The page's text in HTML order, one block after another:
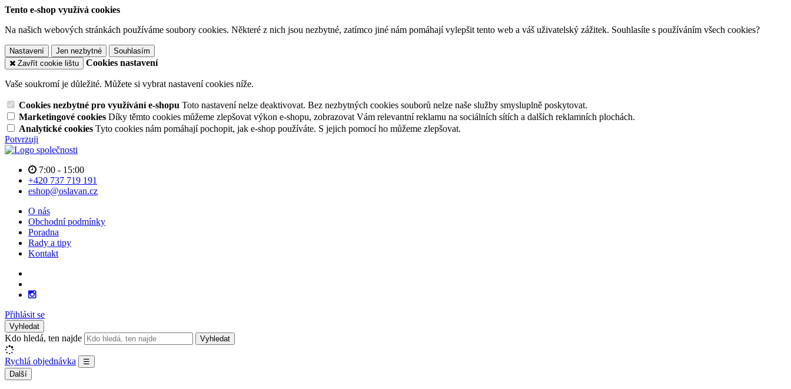
Tento e-shop využívá cookies
Na našich webových stránkách používáme soubory cookies. Některé z nich jsou nezbytné, zatímco jiné nám pomáhají vylepšit tento web a váš uživatelský zážitek. Souhlasíte s používáním všech cookies?
Nastavení Jen nezbytné
Souhlasím
Zavřít cookie lištu
Cookies nastavení
Vaše soukromí je důležité. Můžete si vybrat nastavení cookies níže.
Cookies nezbytné pro využívání e-shopu Toto nastavení nelze deaktivovat. Bez nezbytných cookies souborů nelze naše služby smysluplně poskytovat.
Marketingové cookies Díky těmto cookies můžeme zlepšovat výkon e-shopu, zobrazovat Vám relevantní reklamu na sociálních sítích a dalších reklamních plochách.
Analytické cookies Tyto cookies nám pomáhají pochopit, jak e-shop používáte. S jejich pomocí ho můžeme zlepšovat.
Potvrzuji
7:00 - 15:00
+420 737 719 191
eshop@oslavan.cz
O nás
Obchodní podmínky
Poradna
Rady a tipy
Kontakt
Přihlásit se
Vyhledat
Kdo hledá, ten najde Vyhledat
Rychlá objednávka
☰
Další